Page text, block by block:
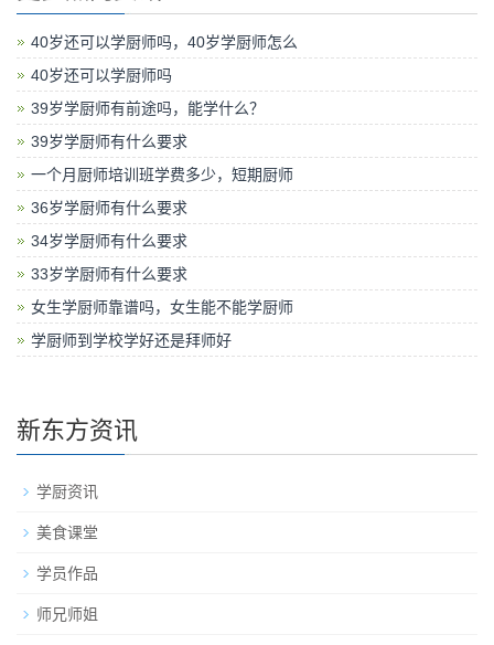
40岁还可以学厨师吗，40岁学厨师怎么
40岁还可以学厨师吗
39岁学厨师有前途吗，能学什么？
39岁学厨师有什么要求
一个月厨师培训班学费多少，短期厨师
36岁学厨师有什么要求
34岁学厨师有什么要求
33岁学厨师有什么要求
女生学厨师靠谱吗，女生能不能学厨师
学厨师到学校学好还是拜师好
新东方资讯
学厨资讯
美食课堂
学员作品
师兄师姐